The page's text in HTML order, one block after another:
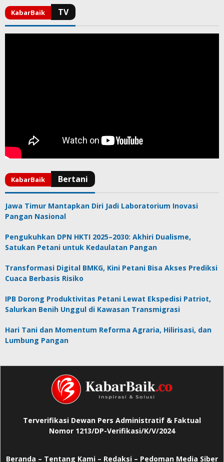
Jawa Timur Mantapkan Diri Jadi Laboratorium Inovasi
Pangan Nasional
Pengukuhkan DPN HKTI 2025–2030: Akhiri Dualisme,
Satukan Petani untuk Kedaulatan Pangan
Transformasi Digital BMKG, Kini Petani Bisa Akses Prediksi
Cuaca Berbasis Risiko
IPB Dorong Produktivitas Petani Lewat Ekspedisi Patriot,
Salurkan Benih Unggul di Kawasan Transmigrasi
Hari Tani dan Momentum Reforma Agraria, Hilirisasi, dan
Lumbung Pangan
Terverifikasi Dewan Pers Administratif & Faktual
Nomor 1213/DP-Verifikasi/K/V/2024
Beranda – Tentang Kami – Redaksi – Pedoman Media Siber